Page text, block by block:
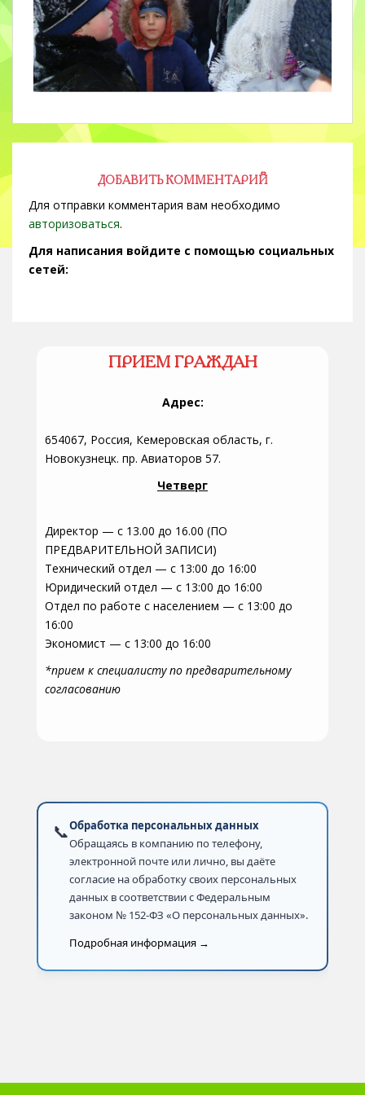
ДОБАВИТЬ КОММЕНТАРИЙ
Для отправки комментария вам необходимо
авторизоваться.
Для написания войдите с помощью социальных
сетей:
ПРИЕМ ГРАЖДАН
Адрес:
654067, Россия, Кемеровская область, г.
Новокузнецк. пр. Авиаторов 57.
Четверг
Директор — с 13.00 до 16.00 (ПО
ПРЕДВАРИТЕЛЬНОЙ ЗАПИСИ)
Технический отдел — с 13:00 до 16:00
Юридический отдел — с 13:00 до 16:00
Отдел по работе с населением — с 13:00 до
16:00
Экономист — с 13:00 до 16:00
*прием к специалисту по предварительному
согласованию
📞Обработка персональных данных
Обращаясь в компанию по телефону,
электронной почте или лично, вы даёте
согласие на обработку своих персональных
данных в соответствии с Федеральным
законом № 152-ФЗ «О персональных данных».
Подробная информация →